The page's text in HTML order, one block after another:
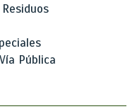
Pública